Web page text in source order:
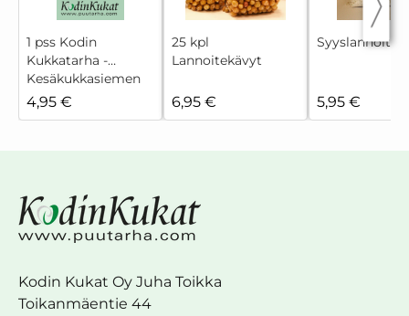
1 pss Kodin
Kukkatarha -
Kesäkukkasiemen
Mix
4,95 €
25 kpl
Lannoitekävyt
6,95 €
Syyslannoite
5,95 €
Kodin Kukat Oy Juha Toikka
Toikanmäentie 44